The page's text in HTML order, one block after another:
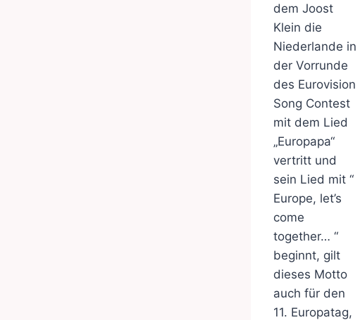
dem Joost
Klein die
Niederlande in
der Vorrunde
des Eurovision
Song Contest
mit dem Lied
„Europapa“
vertritt und
sein Lied mit “
Europe, let’s
come
together… “
beginnt, gilt
dieses Motto
auch für den
11. Europatag,